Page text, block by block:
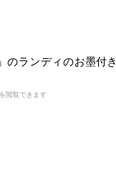
のランディのお墨付き
閲覧できます